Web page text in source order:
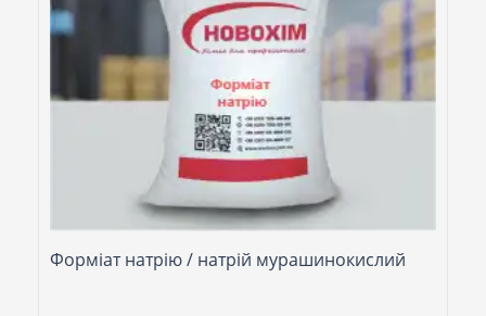
Форміат натрію / натрій мурашинокислий